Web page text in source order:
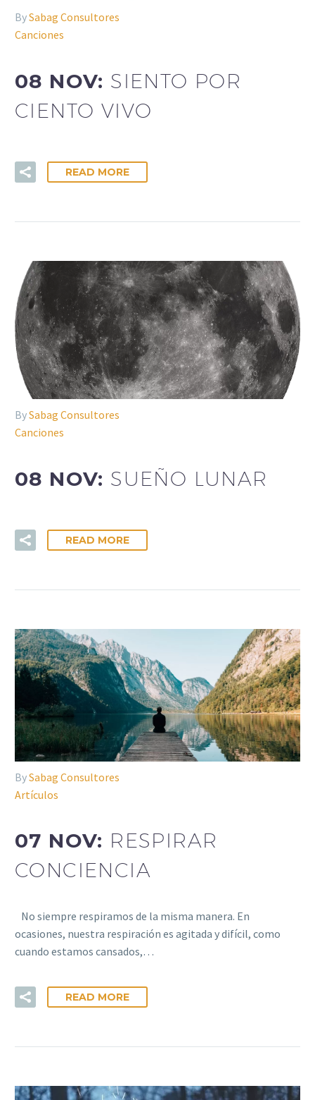
BySabag Consultores
Canciones
08 NOV: SIENTO POR
CIENTO VIVO
READ MORE
BySabag Consultores
Canciones
08 NOV: SUEÑO LUNAR
READ MORE
BySabag Consultores
Artículos
07 NOV: RESPIRAR
CONCIENCIA
No siempre respiramos de la misma manera. En
ocasiones, nuestra respiración es agitada y difícil, como
cuando estamos cansados,…
READ MORE